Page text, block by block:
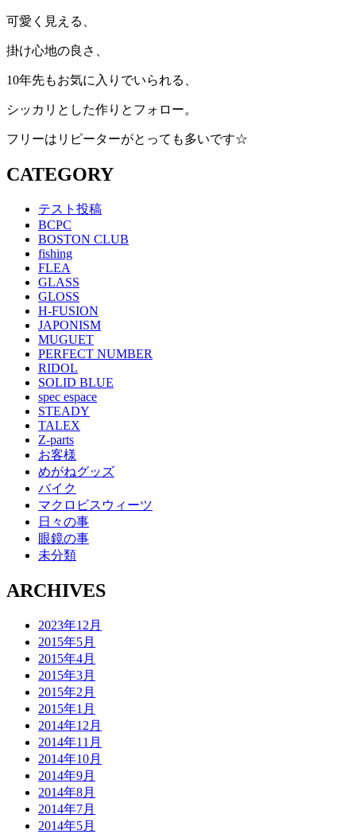
可愛く見える、
掛け心地の良さ、
10年先もお気に入りでいられる、
シッカリとした作りとフォロー。
フリーはリピーターがとっても多いです☆
CATEGORY
テスト投稿
BCPC
BOSTON CLUB
fishing
FLEA
GLASS
GLOSS
H-FUSION
JAPONISM
MUGUET
PERFECT NUMBER
RIDOL
SOLID BLUE
spec espace
STEADY
TALEX
Z-parts
お客様
めがねグッズ
バイク
マクロビスウィーツ
日々の事
眼鏡の事
未分類
ARCHIVES
2023年12月
2015年5月
2015年4月
2015年3月
2015年2月
2015年1月
2014年12月
2014年11月
2014年10月
2014年9月
2014年8月
2014年7月
2014年5月